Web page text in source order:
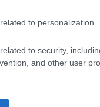
to personalization.
to security,
and other user